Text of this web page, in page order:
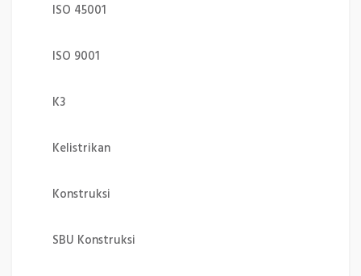
ISO 45001
ISO 9001
K3
Kelistrikan
Konstruksi
SBU Konstruksi